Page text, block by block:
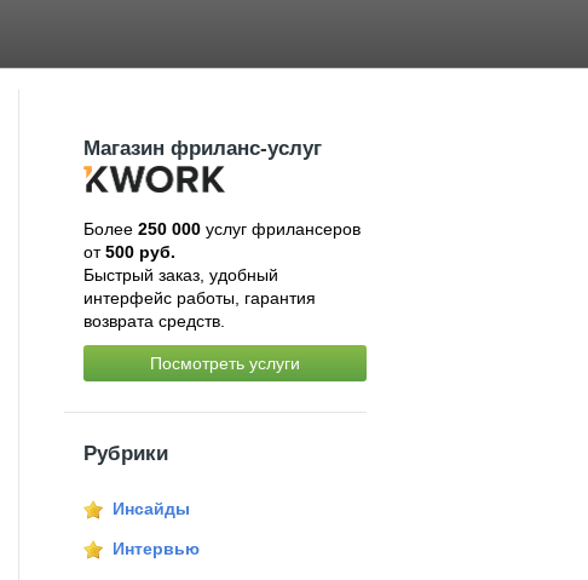
Магазин фриланс-услуг
Более 250 000услуг фрилансеров
от500 руб.
Быстрый заказ, удобный
интерфейс работы, гарантия
возврата средств.
Посмотреть услуги
Рубрики
Инсайды
Интервью